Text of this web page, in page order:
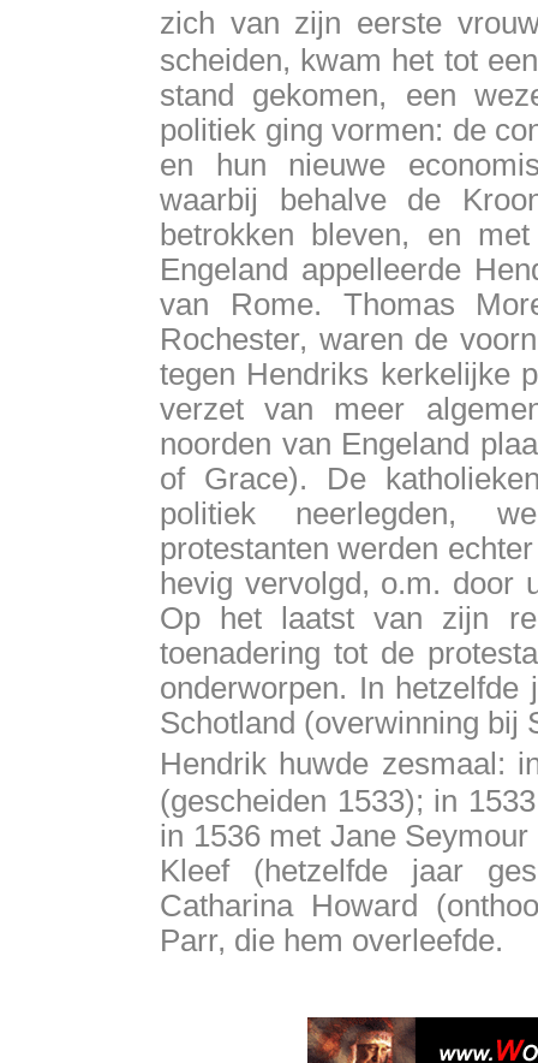
zich van zijn eerste
scheiden, kwam het tot
stand gekomen, een
politiek ging vormen: de
en hun nieuwe
waarbij behalve de
betrokken bleven, en
Engeland appelleerde
van Rome. Thomas
Rochester, waren de
tegen Hendriks kerkelijke
verzet van meer
noorden van Engeland
of Grace). De
politiek neerlegden,
protestanten werden
hevig vervolgd, o.m. door
Op het laatst van zijn
toenadering tot de
onderworpen. In
Schotland (overwinning bij
Hendrik huwde zesmaal:
(gescheiden 1533); in
in 1536 met Jane
Kleef (hetzelfde jaar
Catharina Howard
Parr, die hem overleefde.